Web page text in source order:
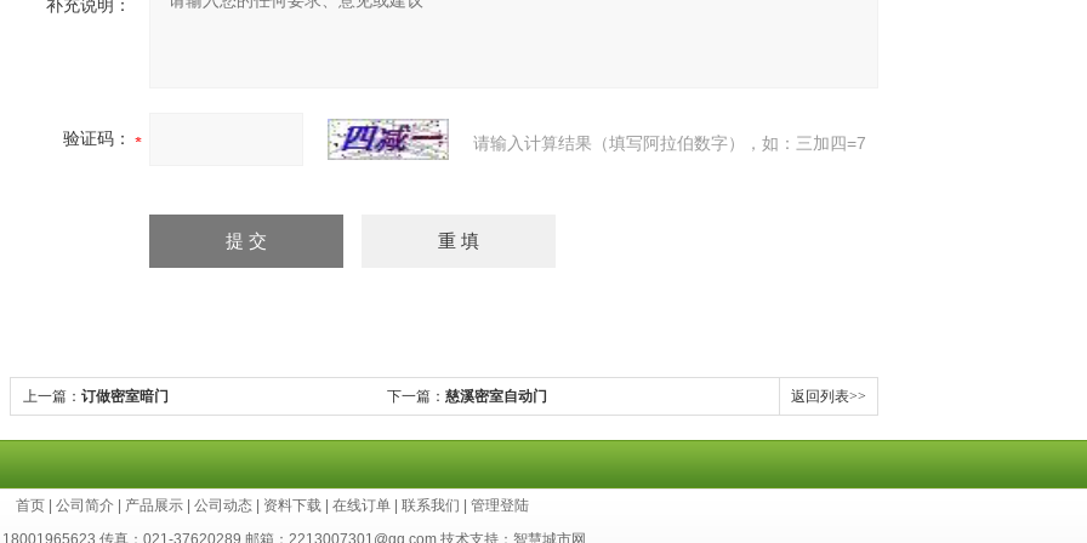
补充说明：
验证码： 请输入计算结果（填写阿拉伯数字），如：三加四=7
上一篇： 订做密室暗门 下一篇： 慈溪密室自动门 返回列表>>
首页| 公司简介| 产品展示| 公司动态| 资料下载| 在线订单| 联系我们
管理登陆
传真：021-37620289 邮箱：2213007301@qq.com 技术支持： 智慧城市网